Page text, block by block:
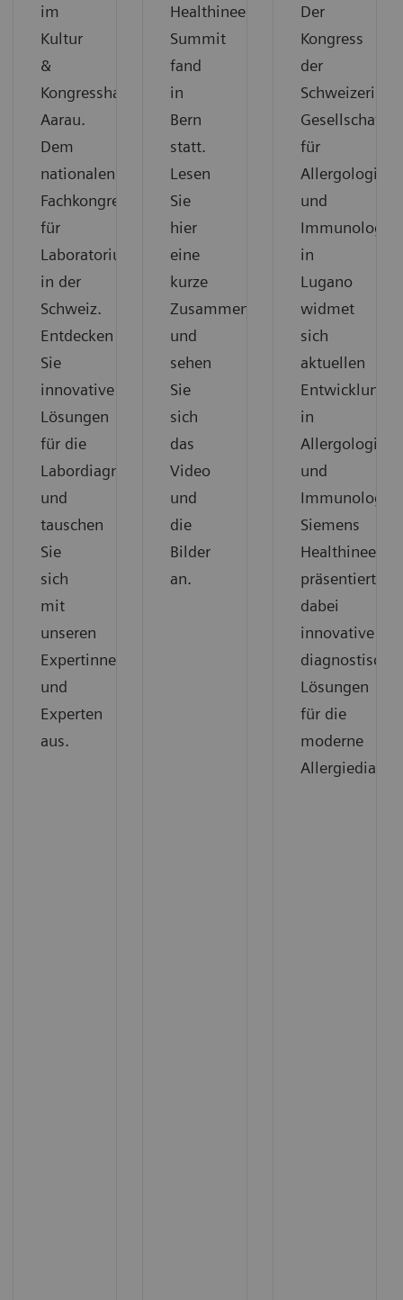
im
Kultur
&
Kongresshaus
Aarau.
Dem
nationalen
Fachkongress
für
Laboratoriumsmedizin
in der
Schweiz.
Entdecken
Sie
innovative
Lösungen
für die
Labordiagnostik
und
tauschen
Sie
sich
mit
unseren
Expertinnen
und
Experten
aus.
Healthineers
Summit
fand
in
Bern
statt.
Lesen
Sie
hier
eine
kurze
Zusammenfassung
und
sehen
Sie
sich
das
Video
und
die
Bilder
an.
Der
Kongress
der
Gesellschaft
für
Allergologie
und
Immunologie
in
Lugano
widmet
sich
aktuellen
in
Allergologie
und
Immunologie.
Siemens
Healthineers
präsentiert
dabei
innovative
diagnostische
Lösungen
für die
moderne